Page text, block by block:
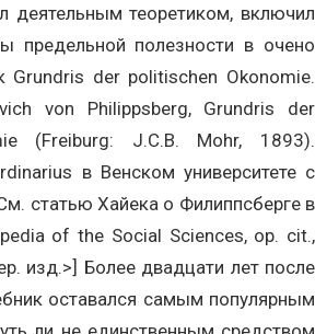
деятельным теоретиком, включил
предельной полезности в очено
Grundris der politischen Okonomie.
von Philippsberg, Grundris der
(Freiburg: J.C.B. Mohr, 1893).
в Венском университете с
статью Хайека о Филиппсберге в
of the Social Sciences, op. cit.,
изд.>] Более двадцати лет после
оставался самым популярным